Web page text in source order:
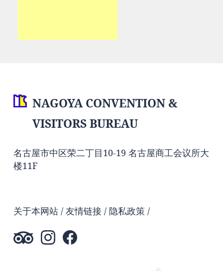
NAGOYA CONVENTION &
VISITORS BUREAU
名古屋市中区荣二丁目10-19 名古屋商工会议所大
楼11F
关于本网站 友情链接 隐私政策